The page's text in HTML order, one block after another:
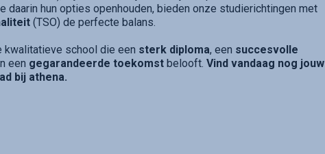
daarin hun opties openhouden, bieden onze studierichtingen met
(TSO) de perfecte balans.
kwalitatieve school die een sterk diploma, een succesvolle
een gegarandeerde toekomst belooft.Vind vandaag nog jouw
bij athena.